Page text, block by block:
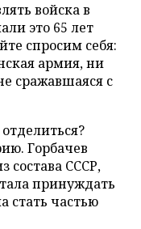
войска в
это 65 лет
спросим себя:
армия, ни
сражавшаяся с
Горбачев
состава СССР,
принуждать
стать частью